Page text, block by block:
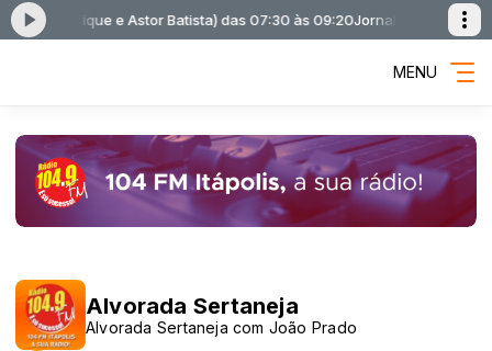
Henrique e Astor Batista) das 07:30 às 09:20Jornal 104 FM com
MENU
Alvorada Sertaneja
Alvorada Sertaneja com João Prado